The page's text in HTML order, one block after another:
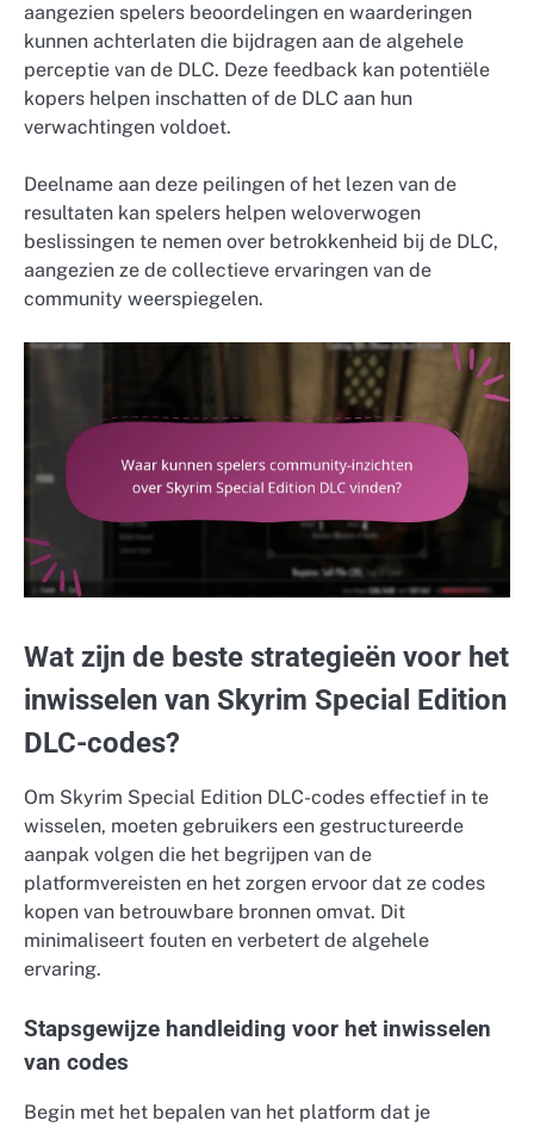
aangezien spelers beoordelingen en waarderingen
kunnen achterlaten die bijdragen aan de algehele
perceptie van de DLC. Deze feedback kan potentiële
kopers helpen inschatten of de DLC aan hun
verwachtingen voldoet.
Deelname aan deze peilingen of het lezen van de
resultaten kan spelers helpen weloverwogen
beslissingen te nemen over betrokkenheid bij de DLC,
aangezien ze de collectieve ervaringen van de
community weerspiegelen.
Wat zijn de beste strategieën voor het
inwisselen van Skyrim Special Edition
DLC-codes?
Om Skyrim Special Edition DLC-codes effectief in te
wisselen, moeten gebruikers een gestructureerde
aanpak volgen die het begrijpen van de
platformvereisten en het zorgen ervoor dat ze codes
kopen van betrouwbare bronnen omvat. Dit
minimaliseert fouten en verbetert de algehele
ervaring.
Stapsgewijze handleiding voor het inwisselen
van codes
Begin met het bepalen van het platform dat je